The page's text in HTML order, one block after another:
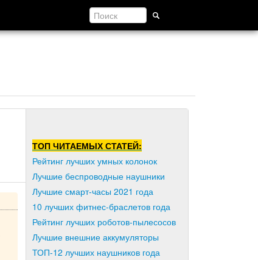
ТОП ЧИТАЕМЫХ СТАТЕЙ:
Рейтинг лучших умных колонок
Лучшие беспроводные наушники
Лучшие смарт-часы 2021 года
10 лучших фитнес-браслетов года
Рейтинг лучших роботов-пылесосов
Лучшие внешние аккумуляторы
ТОП-12 лучших наушников года